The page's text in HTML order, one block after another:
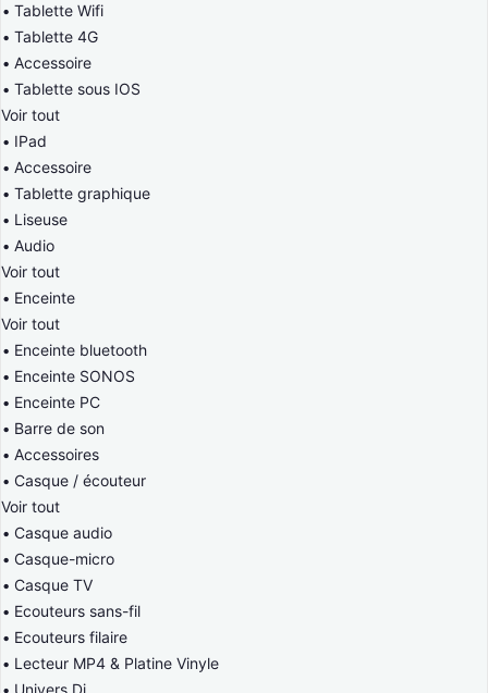
Tablette Wifi
Tablette 4G
Accessoire
Tablette sous IOS
Voir tout
IPad
Accessoire
Tablette graphique
Liseuse
Audio
Voir tout
Enceinte
Voir tout
Enceinte bluetooth
Enceinte SONOS
Enceinte PC
Barre de son
Accessoires
Casque / écouteur
Voir tout
Casque audio
Casque-micro
Casque TV
Ecouteurs sans-fil
Ecouteurs filaire
Lecteur MP4 & Platine Vinyle
Univers Dj